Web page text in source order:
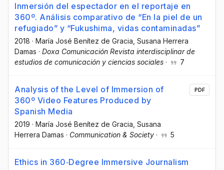
Inmersión del espectador en el reportaje en
360º. Análisis comparativo de “En la piel de un
refugiado” y “Fukushima, vidas contaminadas”
2018 · María José Benítez de Gracia , Susana Herrera
Damas · Doxa Comunicación Revista interdisciplinar de
estudios de comunicación y ciencias sociales · 7
Analysis of the Level of Immersion of
360º Video Features Produced by
Spanish Media
2019 · María José Benítez de Gracia , Susana
Herrera Damas · Communication & Society · 5
PDF
Ethics in 360‐Degree Immersive Journalism